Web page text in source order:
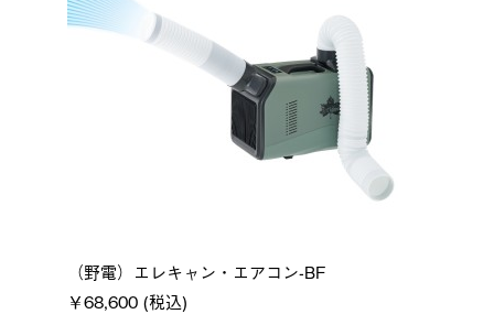
（野電）エレキャン・エアコン-BF
￥68,600 (税込)